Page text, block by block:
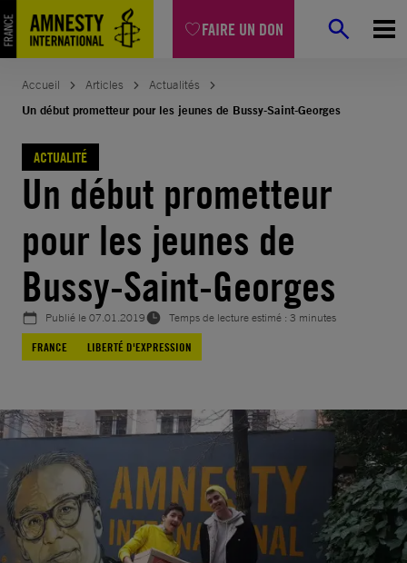
FAIRE UN DON
Aller
au
contenu
Accueil Articles
Actualités
Un début prometteur pour les jeunes de Bussy-Saint-Georges
ACTUALITÉ
Un début prometteur
pour les jeunes de
Bussy-Saint-Georges
Publié le07.01.2019
Temps de lecture estimé : 3 minutes
FRANCE
LIBERTÉ D'EXPRESSION